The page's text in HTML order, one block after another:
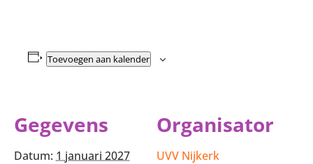
Toevoegen aan kalender
Gegevens
Datum: 1 januari 2027
Organisator
UVV Nijkerk